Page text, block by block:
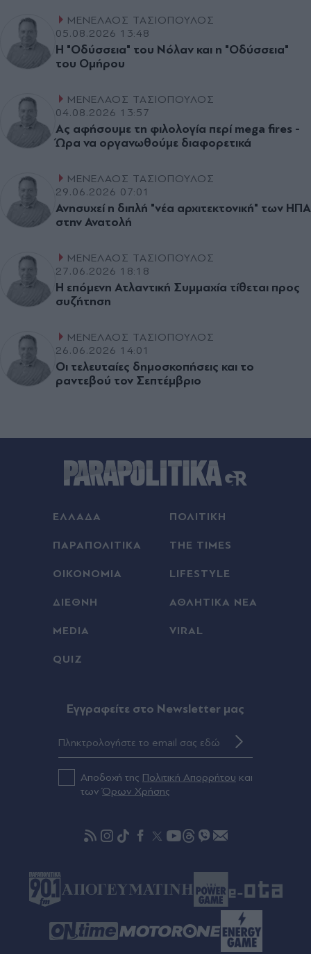
ΜΕΝΕΛΑΟΣ ΤΑΣΙΟΠΟΥΛΟΣ
05.08.2026 13:48
Η "Οδύσσεια" του Νόλαν και η "Οδύσσεια"
του Οµήρου
ΜΕΝΕΛΑΟΣ ΤΑΣΙΟΠΟΥΛΟΣ
04.08.2026 13:57
Ας αφήσουµε τη φιλολογία περί mega fires -
Ώρα να οργανωθούµε διαφορετικά
ΜΕΝΕΛΑΟΣ ΤΑΣΙΟΠΟΥΛΟΣ
29.06.2026 07:01
Ανησυχεί η διπλή "νέα αρχιτεκτονική" των ΗΠΑ
στην Ανατολή
ΜΕΝΕΛΑΟΣ ΤΑΣΙΟΠΟΥΛΟΣ
27.06.2026 18:18
Η επόµενη Ατλαντική Συµµαχία τίθεται προς
συζήτηση
ΜΕΝΕΛΑΟΣ ΤΑΣΙΟΠΟΥΛΟΣ
26.06.2026 14:01
Οι τελευταίες δηµοσκοπήσεις και το
ραντεβού τον Σεπτέµβριο
ΕΛΛΑΔΑ ΠΟΛΙΤΙΚΗ
ΠΑΡΑΠΟΛΙΤΙΚΑ THE TIMES
ΟΙΚΟΝΟΜΙΑ LIFESTYLE
ΔΙΕΘΝΗ ΑΘΛΗΤΙΚΑ ΝΕΑ
MEDIA VIRAL
QUIZ
Eγγραφείτε στο Newsletter μας
Αποδοχή της Πολιτική Απορρήτου και
τωνΌρων Χρήσης